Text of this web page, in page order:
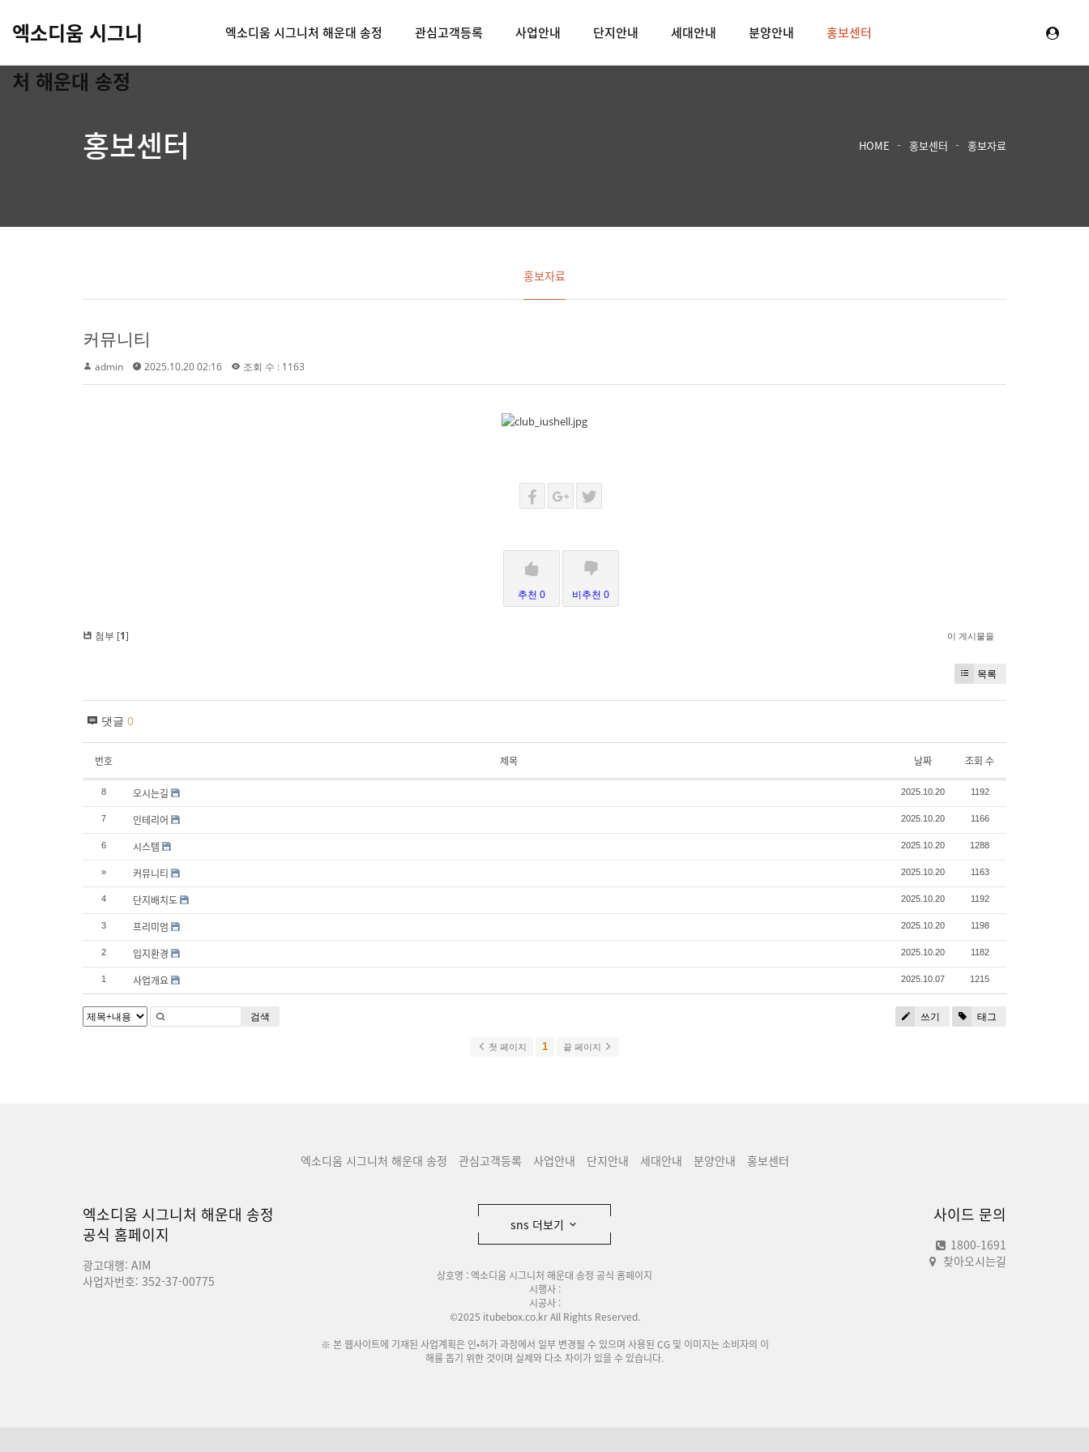
엑소디움 시그니
처 해운대 송정
엑소디움 시그니처 해운대 송정 관심고객등록 사업안내 단지안내 세대안내 분양안내 홍보센터
홍보센터 HOME 홍보센터 홍보자료
홍보자료
커뮤니티
admin 2025.10.20 02:16 조회 수 : 1163
추천 0 비추천 0
첨부 [1] 이 게시물을
목록
댓글 0
번호 제목 날짜 조회 수
8 오시는길 2025.10.20 1192
7 인테리어 2025.10.20 1166
6 시스템 2025.10.20 1288
» 커뮤니티 2025.10.20 1163
4 단지배치도 2025.10.20 1192
3 프리미엄 2025.10.20 1198
2 입지환경 2025.10.20 1182
1 사업개요 2025.10.07 1215
쓰기 태그
검색
첫 페이지 1 끝 페이지
엑소디움 시그니처 해운대 송정 관심고객등록 사업안내 단지안내 세대안내 분양안내 홍보센터
엑소디움 시그니처 해운대 송정
공식 홈페이지
광고대행: AIM
사업자번호: 352-37-00775
사이드 문의
1800-1691
찾아오시는길
sns 더보기
상호명 : 엑소디움 시그니처 해운대 송정 공식 홈페이지
시행사 :
시공사 :
©2025 itubebox.co.kr All Rights Reserved.
※ 본 웹사이트에 기재된 사업계획은 인•허가 과정에서 일부 변경될 수 있으며 사용된 CG 및 이미지는 소비자의 이
해를 돕기 위한 것이며 실제와 다소 차이가 있을 수 있습니다.